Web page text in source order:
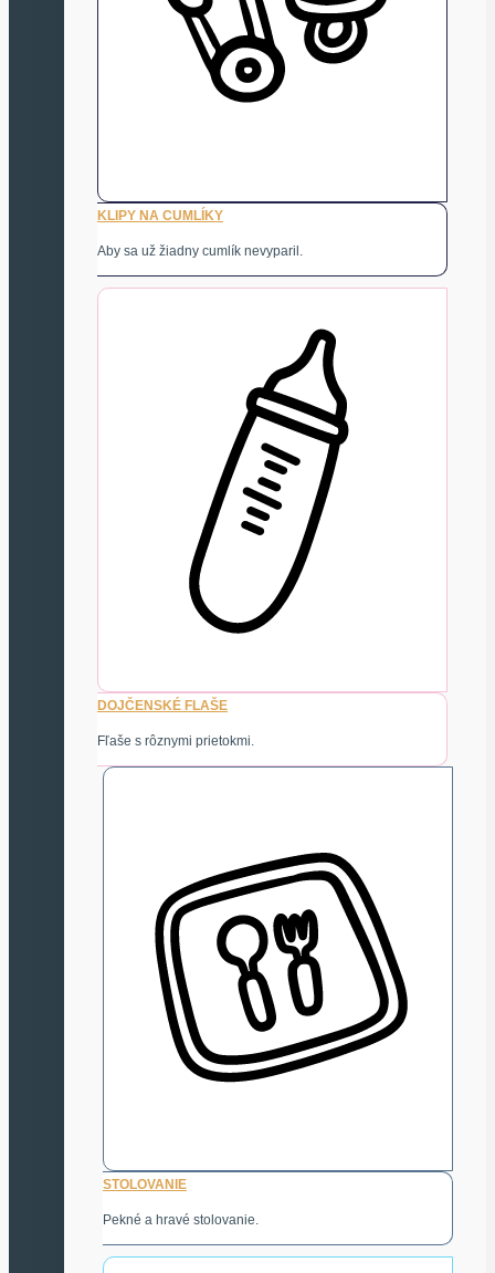
KLIPY NA CUMLÍKY
Aby sa už žiadny cumlík nevyparil.
DOJČENSKÉ FLAŠE
Fľaše s rôznymi prietokmi.
STOLOVANIE
Pekné a hravé stolovanie.